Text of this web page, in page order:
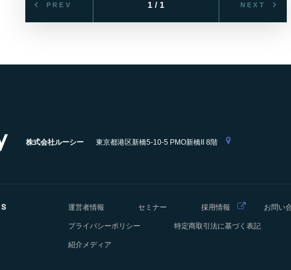
PREV 1 / 1 NEXT
株式会社ルーシー 東京都港区新橋5-10-5 PMO新橋II 8階
運営者情報 セミナー 採用情報 お問い
プライバシーポリシー 特定商取引法に基づく表記
紹介メディア